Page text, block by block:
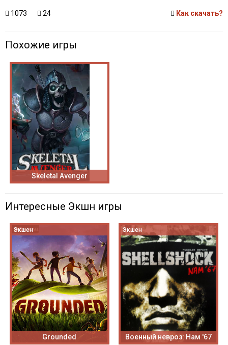
1073 24 Как скачать?
Похожие игры
Skeletal Avenger
Интересные Экшн игры
Экшен
Grounded
Экшен
Военный невроз: Нам '67